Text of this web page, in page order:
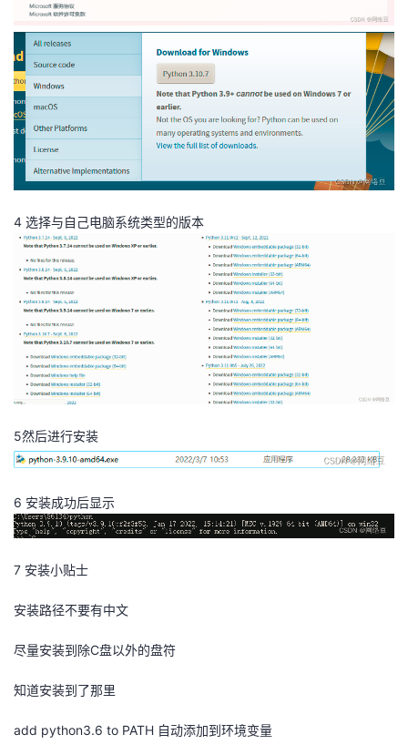
藏
4 选择与自己电脑系统类型的版本
5然后进行安装
6 安装成功后显示
7 安装小贴士
安装路径不要有中文
尽量安装到除C盘以外的盘符
知道安装到了那里
add python3.6 to PATH 自动添加到环境变量